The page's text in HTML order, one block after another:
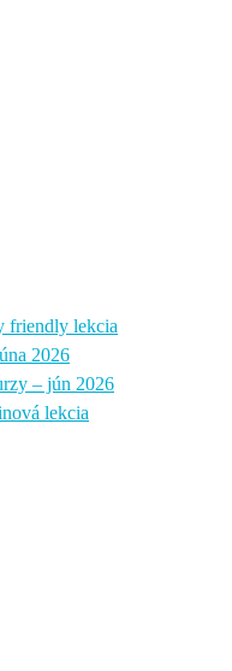
lekcia
2026
– jún 2026
lekcia